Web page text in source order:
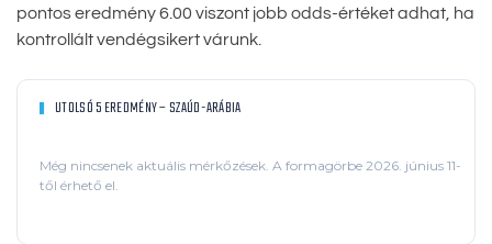
pontos eredmény 6.00 viszont jobb odds-értéket adhat, ha
kontrollált vendégsikert várunk.
UTOLSÓ 5 EREDMÉNY – SZAÚD-ARÁBIA
Még nincsenek aktuális mérkőzések. A formagörbe 2026. június 11-
től érhető el.